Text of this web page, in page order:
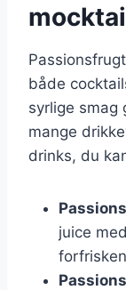
både
syrlige smag
mange
drinks, du
juice